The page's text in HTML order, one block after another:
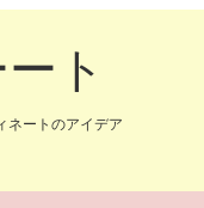
ト
ネートのアイデア